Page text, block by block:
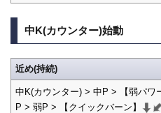
中K(カウンター)始動
近め(持続)
中K(カウンター) > 中P > 【弱パワ
P > 弱P > 【クイックバーン】